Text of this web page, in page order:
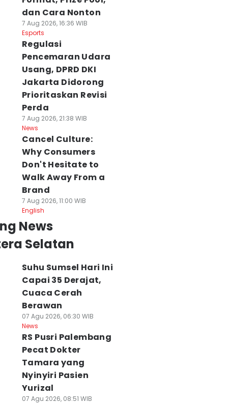
dan Cara Nonton
7 Aug 2026, 16:36 WIB
Esports
Regulasi
Pencemaran Udara
Usang, DPRD DKI
Jakarta Didorong
Prioritaskan Revisi
Perda
7 Aug 2026, 21:38 WIB
News
Cancel Culture:
Why Consumers
Don't Hesitate to
Walk Away From a
Brand
7 Aug 2026, 11:00 WIB
English
News
Selatan
Suhu Sumsel Hari Ini
Capai 35 Derajat,
Cuaca Cerah
Berawan
07 Agu 2026, 06:30 WIB
News
RS Pusri Palembang
Pecat Dokter
Tamara yang
Nyinyiri Pasien
Yurizal
07 Agu 2026, 08:51 WIB